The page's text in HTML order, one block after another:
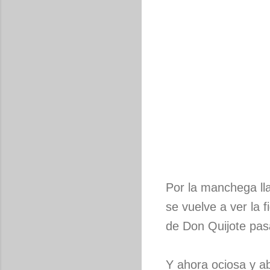
Por la manchega
se vuelve a ver la
de Don Quijote
Y ahora ociosa y